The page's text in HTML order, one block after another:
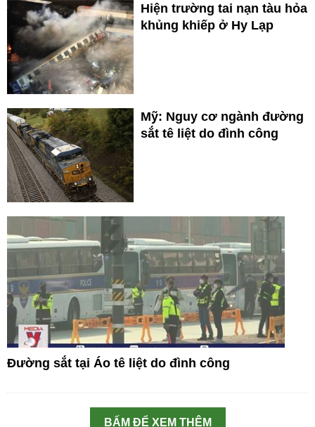
Hiện trường tai nạn tàu hỏa
khủng khiếp ở Hy Lạp
Mỹ: Nguy cơ ngành đường
sắt tê liệt do đình công
Đường sắt tại Áo tê liệt do đình công
BẤM ĐỂ XEM THÊM